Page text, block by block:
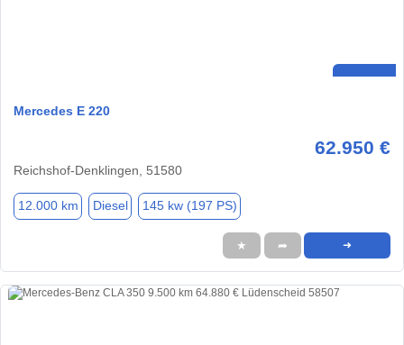
Mercedes E 220
62.950 €
Reichshof-Denklingen, 51580
12.000 km Diesel 145 kw (197 PS)
★ ➦ ➜